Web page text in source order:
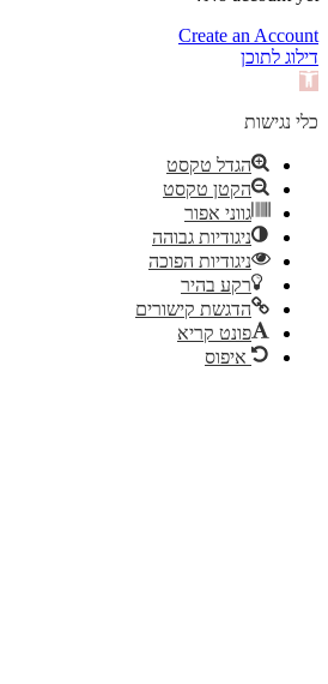
Create an Account
דילוג לתוכן
פתח
נגישות
כלי נגישות
הגדל טקסט
הקטן טקסט
גווני אפור
ניגודיות גבוהה
ניגודיות הפוכה
רקע בהיר
הדגשת קישורים
פונט קריא
איפוס